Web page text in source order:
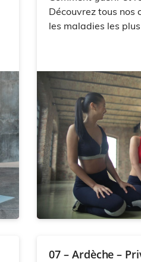
Découvrez tous nos
les maladies les
07 – Ardèche –